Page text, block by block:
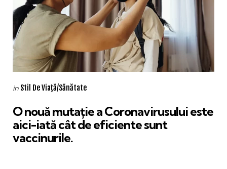
Categories
Posted
in Stil De Viaţă/Sănătate
O nouă mutație a Coronavirusului este
aici-iată cât de eficiente sunt
vaccinurile.